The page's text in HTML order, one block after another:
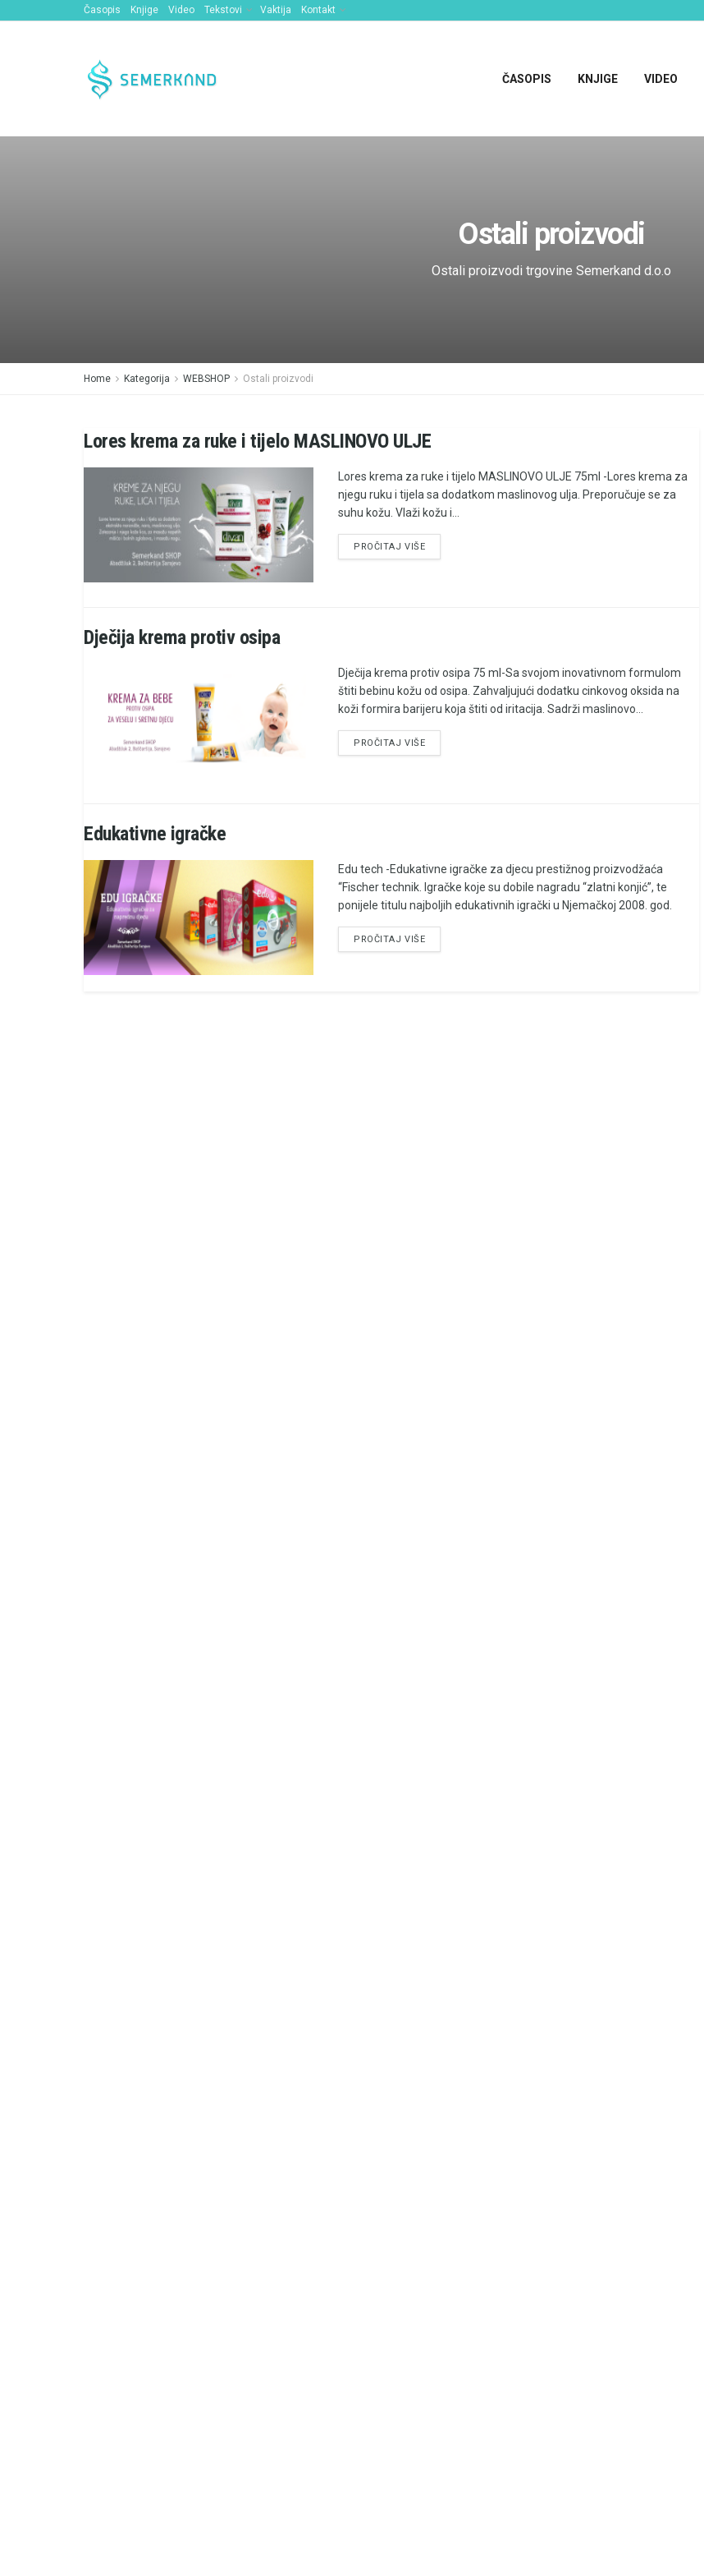
Časopis Knjige Video Tekstovi Vaktija Kontakt
ČASOPIS KNJIGE VIDEO
Ostali proizvodi
Ostali proizvodi trgovine Semerkand d.o.o
Home Kategorija WEBSHOP Ostali proizvodi
Lores krema za ruke i tijelo MASLINOVO ULJE
Lores krema za ruke i tijelo MASLINOVO ULJE 75ml -Lores krema za
njegu ruku i tijela sa dodatkom maslinovog ulja. Preporučuje se za
suhu kožu. Vlaži kožu i...
PROČITAJ VIŠE
Dječija krema protiv osipa
Dječija krema protiv osipa 75 ml-Sa svojom inovativnom formulom
štiti bebinu kožu od osipa. Zahvaljujući dodatku cinkovog oksida na
koži formira barijeru koja štiti od iritacija. Sadrži maslinovo...
PROČITAJ VIŠE
Edukativne igračke
Edu tech -Edukativne igračke za djecu prestižnog proizvodžaća
“Fischer technik. Igračke koje su dobile nagradu “zlatni konjić”, te
ponijele titulu najboljih edukativnih igrački u Njemačkoj 2008. god.
PROČITAJ VIŠE